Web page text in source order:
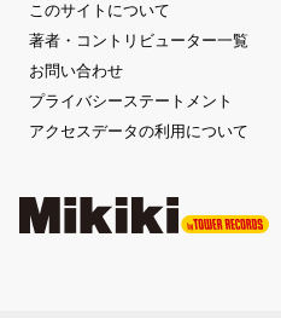
このサイトについて
著者・コントリビューター一覧
お問い合わせ
プライバシーステートメント
アクセスデータの利用について